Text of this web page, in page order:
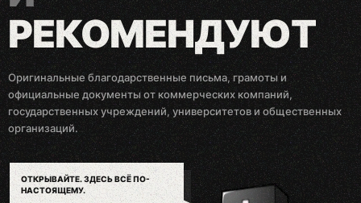
РЕКОМЕНДУЮТ
Оригинальные благодарственные письма, грамоты и
официальные документы от коммерческих компаний,
государственных учреждений, университетов и общественных
организаций.
ЗА КАЖДЫМ ПИСЬМОМ —
РЕАЛЬНЫЙ ПРОЕКТ.